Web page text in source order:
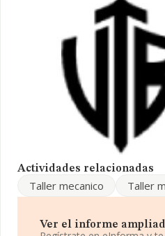
Actividades relacionadas
Taller mecanico Taller
Ver el informe